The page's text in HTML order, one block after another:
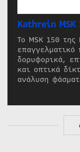
Kathrein MSK
Το MSK 150
επαγγελματικό
δορυφορικά,
και οπτικά
ανάλυση